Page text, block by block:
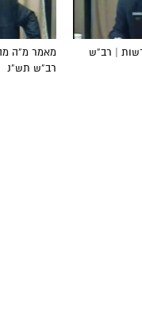
מאמר מ”ה
רב”ש תש”נ
| רב”ש